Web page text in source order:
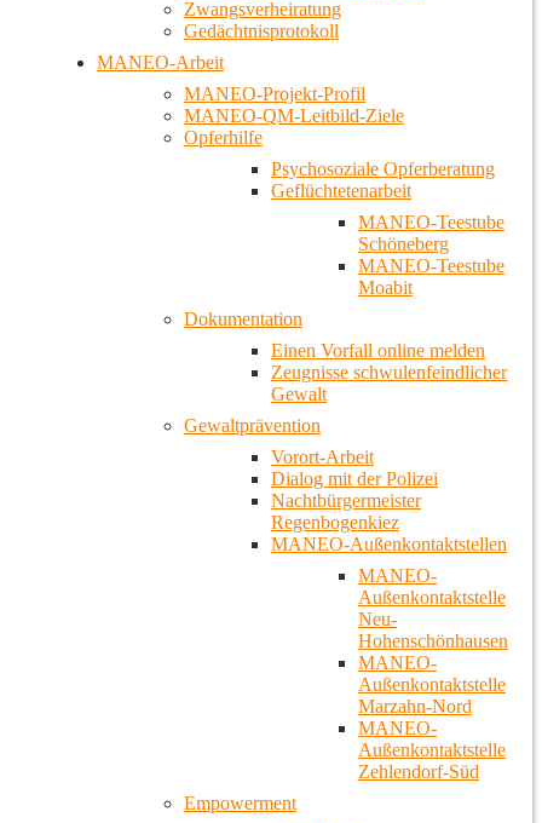
Zwangsverheiratung
Gedächtnisprotokoll
MANEO-Arbeit
MANEO-Projekt-Profil
MANEO-QM-Leitbild-Ziele
Opferhilfe
Psychosoziale Opferberatung
Geflüchtetenarbeit
MANEO-Teestube
Schöneberg
MANEO-Teestube
Moabit
Dokumentation
Einen Vorfall online melden
Zeugnisse schwulenfeindlicher
Gewalt
Gewaltprävention
Vorort-Arbeit
Dialog mit der Polizei
Nachtbürgermeister
Regenbogenkiez
MANEO-Außenkontaktstellen
MANEO-
Außenkontaktstelle
Neu-
Hohenschönhausen
MANEO-
Außenkontaktstelle
Marzahn-Nord
MANEO-
Außenkontaktstelle
Zehlendorf-Süd
Empowerment